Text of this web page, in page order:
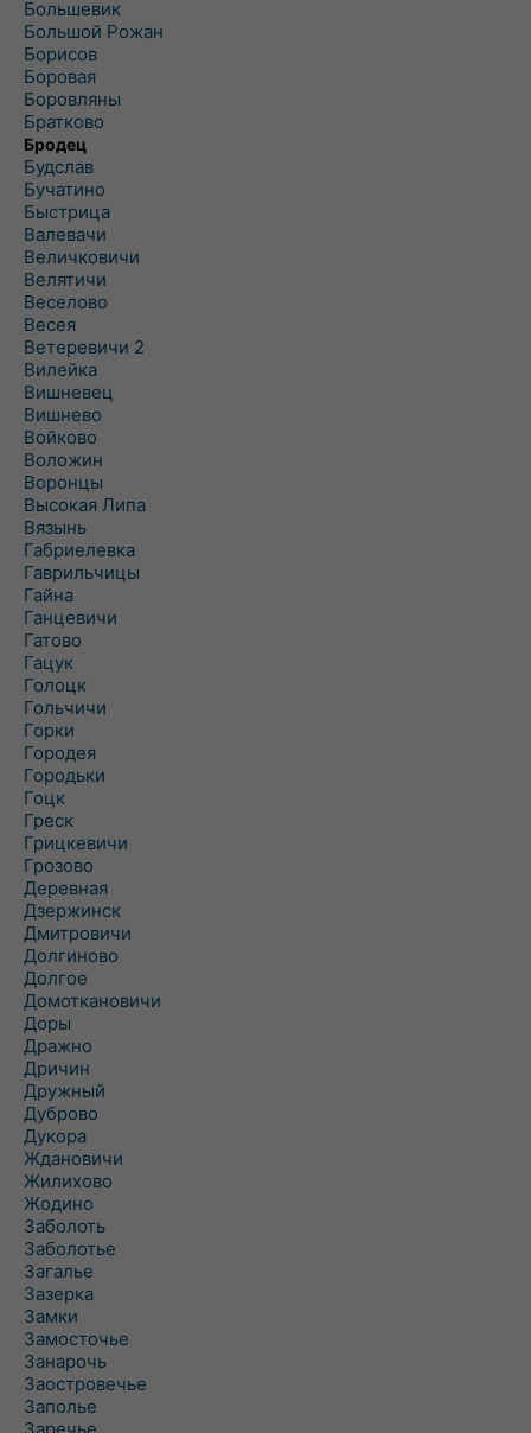
Большевик
Большой Рожан
Борисов
Боровая
Боровляны
Братково
Бродец
Будслав
Бучатино
Быстрица
Валевачи
Величковичи
Велятичи
Веселово
Весея
Ветеревичи 2
Вилейка
Вишневец
Вишнево
Войково
Воложин
Воронцы
Высокая Липа
Вязынь
Габриелевка
Гаврильчицы
Гайна
Ганцевичи
Гатово
Гацук
Голоцк
Гольчичи
Горки
Городея
Городьки
Гоцк
Греск
Грицкевичи
Грозово
Деревная
Дзержинск
Дмитровичи
Долгиново
Долгое
Домоткановичи
Доры
Дражно
Дричин
Дружный
Дуброво
Дукора
Ждановичи
Жилихово
Жодино
Заболоть
Заболотье
Загалье
Зазерка
Замки
Замосточье
Занарочь
Заостровечье
Заполье